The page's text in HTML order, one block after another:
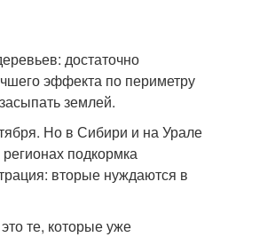
достаточно
эффекта по периметру
землей.
Но в Сибири и на Урале
подкормка
вторые нуждаются в
те, которые уже